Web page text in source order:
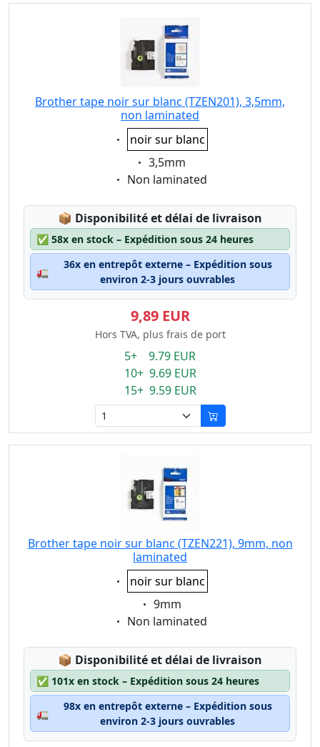
Brother tape noir sur blanc (TZEN201), 3,5mm,
non laminated
Eigenschaft:
noir sur blanc
Eigenschaft:
3,5mm
Eigenschaft:
Non laminated
📦 Lagerstatus:
Disponibilité et délai de livraison
✅ 58x en stock – Expédition sous 24 heures
🚛
36x en entrepôt externe – Expédition sous
environ 2-3 jours ouvrables
9,89 EUR
Hors TVA, plus frais de port
5+ 9.79 EUR
10+ 9.69 EUR
15+ 9.59 EUR
Brother tape noir sur blanc (TZEN221), 9mm, non
laminated
Eigenschaft:
noir sur blanc
Eigenschaft:
9mm
Eigenschaft:
Non laminated
📦 Lagerstatus:
Disponibilité et délai de livraison
✅ 101x en stock – Expédition sous 24 heures
🚛
98x en entrepôt externe – Expédition sous
environ 2-3 jours ouvrables